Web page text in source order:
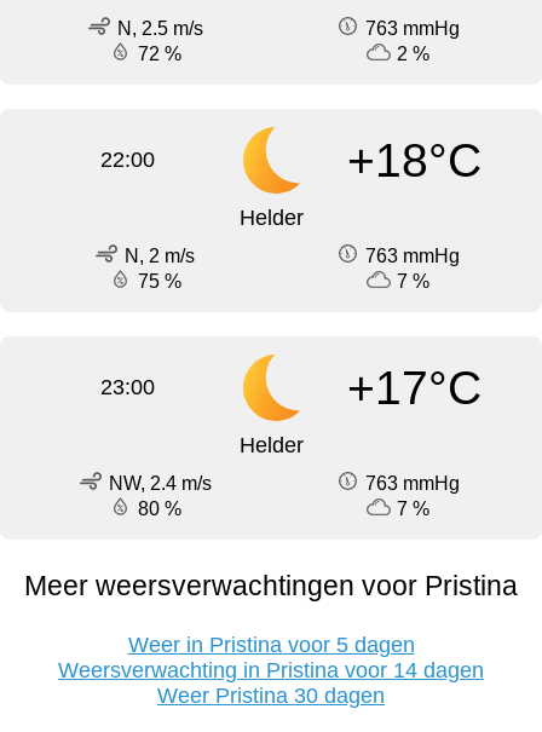
N, 2.5 m/s
763 mmHg
72 %
2 %
22:00 +18°C
Helder
N, 2 m/s
763 mmHg
75 %
7 %
23:00 +17°C
Helder
NW, 2.4 m/s
763 mmHg
80 %
7 %
Meer weersverwachtingen voor Pristina
Weer in Pristina voor 5 dagen
Weersverwachting in Pristina voor 14 dagen
Weer Pristina 30 dagen